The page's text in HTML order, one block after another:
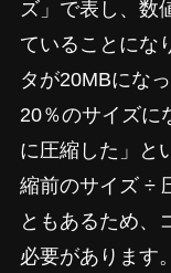
ズ」で表し、数
ていることにな
タが20MBにな
20％のサイズに
に圧縮した」と
縮前のサイズ ÷
ともあるため、
必要があります。